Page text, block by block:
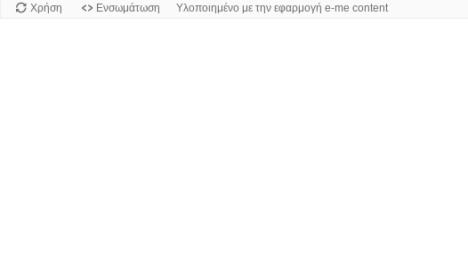
Χρήση Ενσωμάτωση Υλοποιημένο με την εφαρμογή e-me content